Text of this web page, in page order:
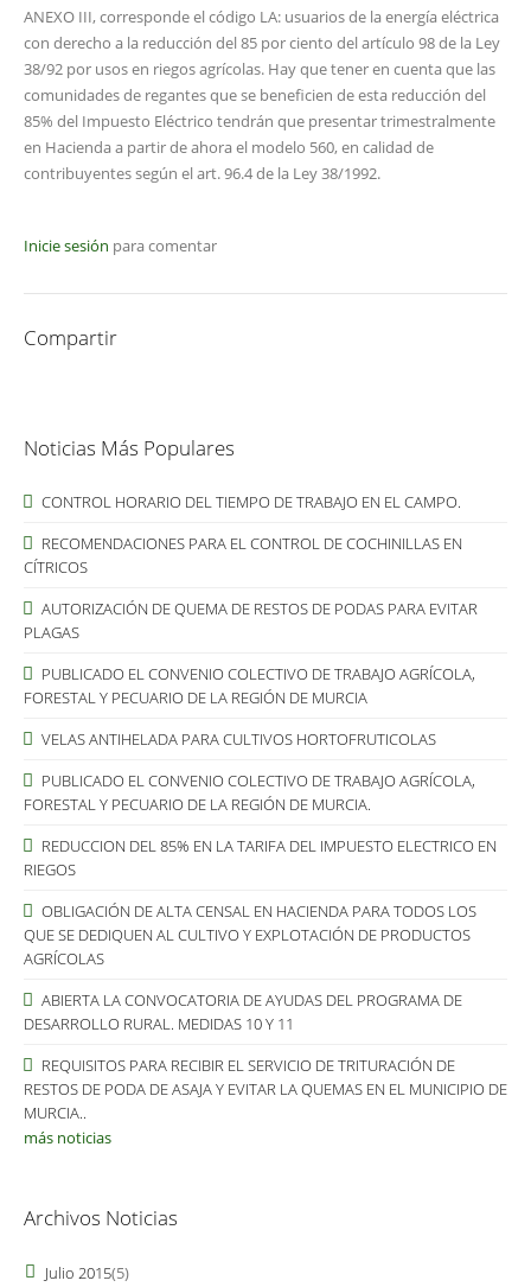
ANEXO III, corresponde el código LA: usuarios de la energía eléctrica
con derecho a la reducción del 85 por ciento del artículo 98 de la Ley
38/92 por usos en riegos agrícolas. Hay que tener en cuenta que las
comunidades de regantes que se beneficien de esta reducción del
85% del Impuesto Eléctrico tendrán que presentar trimestralmente
en Hacienda a partir de ahora el modelo 560, en calidad de
contribuyentes según el art. 96.4 de la Ley 38/1992.
Inicie sesión para comentar
Compartir
Noticias Más Populares
CONTROL HORARIO DEL TIEMPO DE TRABAJO EN EL CAMPO.
RECOMENDACIONES PARA EL CONTROL DE COCHINILLAS EN
CÍTRICOS
AUTORIZACIÓN DE QUEMA DE RESTOS DE PODAS PARA EVITAR
PLAGAS
PUBLICADO EL CONVENIO COLECTIVO DE TRABAJO AGRÍCOLA,
FORESTAL Y PECUARIO DE LA REGIÓN DE MURCIA
VELAS ANTIHELADA PARA CULTIVOS HORTOFRUTICOLAS
PUBLICADO EL CONVENIO COLECTIVO DE TRABAJO AGRÍCOLA,
FORESTAL Y PECUARIO DE LA REGIÓN DE MURCIA.
REDUCCION DEL 85% EN LA TARIFA DEL IMPUESTO ELECTRICO EN
RIEGOS
OBLIGACIÓN DE ALTA CENSAL EN HACIENDA PARA TODOS LOS
QUE SE DEDIQUEN AL CULTIVO Y EXPLOTACIÓN DE PRODUCTOS
AGRÍCOLAS
ABIERTA LA CONVOCATORIA DE AYUDAS DEL PROGRAMA DE
DESARROLLO RURAL. MEDIDAS 10 Y 11
REQUISITOS PARA RECIBIR EL SERVICIO DE TRITURACIÓN DE
RESTOS DE PODA DE ASAJA Y EVITAR LA QUEMAS EN EL MUNICIPIO DE
MURCIA..
más noticias
Archivos Noticias
Julio 2015(5)